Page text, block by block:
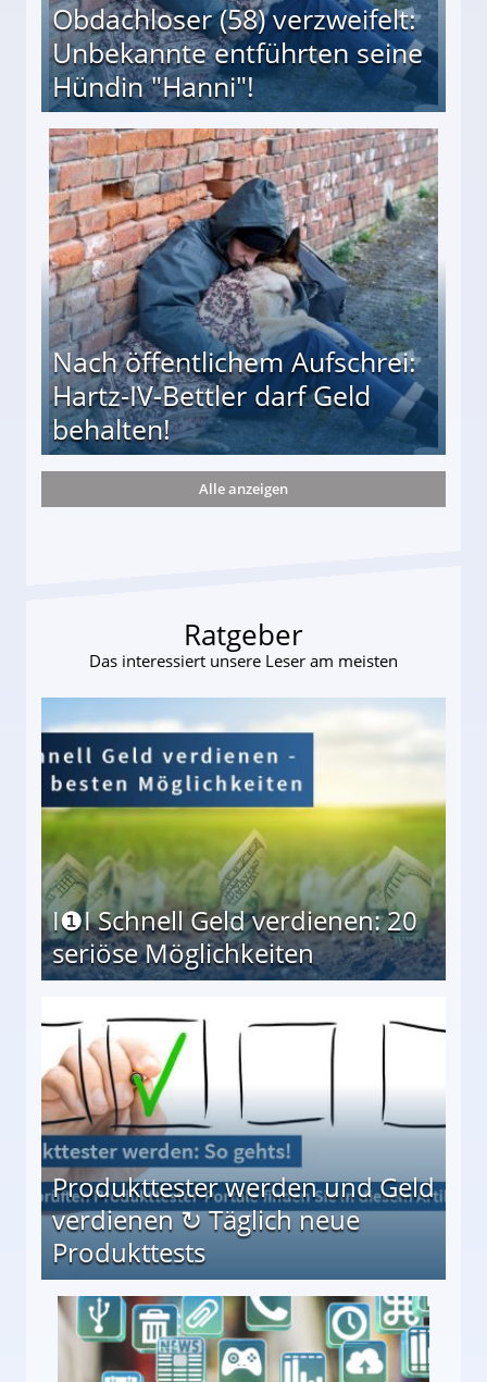
Obdachloser (58) verzweifelt:
Unbekannte entführten seine
Hündin "Hanni"!
entführten seine Hündin "Hanni"!
Nach öffentlichem Aufschrei:
Hartz-IV-Bettler darf Geld
behalten!
darf Geld behalten!
Alle anzeigen
Ratgeber
Das interessiert unsere Leser am meisten
I❶I Schnell Geld verdienen: 20
seriöse Möglichkeiten
Produkttester werden und Geld
verdienen ↻ Täglich neue
Produkttests
↻ Täglich neue Produkttests